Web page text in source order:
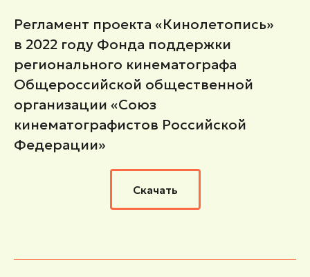
Регламент проекта «Кинолетопись»
в 2022 году Фонда поддержки
регионального кинематографа
Общероссийской общественной
организации «Союз
кинематографистов Российской
Федерации»
Скачать